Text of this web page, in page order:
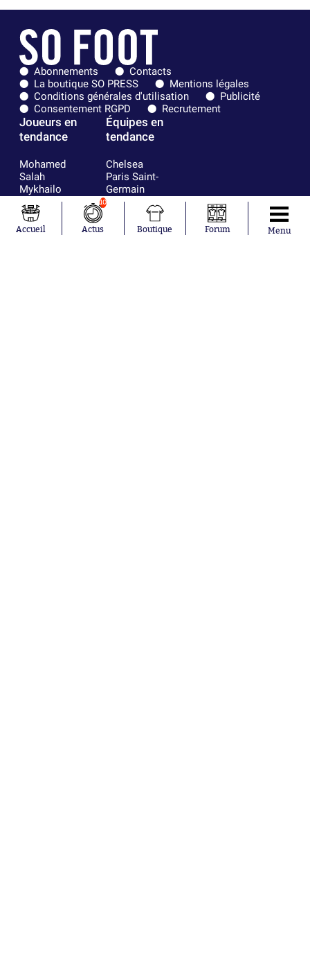
Abonnements
Contacts
La boutique SO PRESS
Mentions légales
Conditions générales d'utilisation
Publicité
Consentement RGPD
Recrutement
Joueurs en
tendance
Mohamed
Salah
Mykhailo
Mudryk
Neymar
Khalis Merah
Loïs Openda
Équipes en
tendance
Chelsea
Paris Saint-
Germain
Bordeaux
Olympique
lyonnais
FIFA
Accueil
10
Actus Boutique Forum Menu